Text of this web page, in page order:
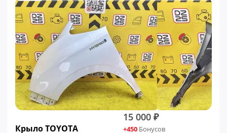
Крыло TOYOTA
15 000 ₽
+450 Бонусов